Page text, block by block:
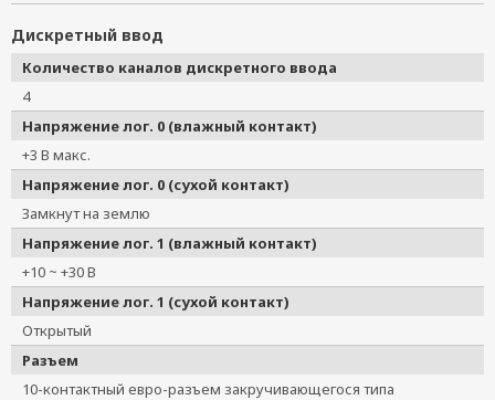
Дискретный ввод
Количество каналов дискретного ввода
4
Напряжение лог. 0 (влажный контакт)
+3 В макс.
Напряжение лог. 0 (сухой контакт)
Замкнут на землю
Напряжение лог. 1 (влажный контакт)
+10 ~ +30 В
Напряжение лог. 1 (сухой контакт)
Открытый
Разъем
10-контактный евро-разъем закручивающегося типа